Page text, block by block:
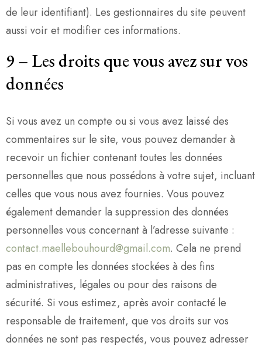
de leur identifiant). Les gestionnaires du site peuvent
aussi voir et modifier ces informations.
9 – Les droits que vous avez sur vos
données
Si vous avez un compte ou si vous avez laissé des
commentaires sur le site, vous pouvez demander à
recevoir un fichier contenant toutes les données
personnelles que nous possédons à votre sujet, incluant
celles que vous nous avez fournies. Vous pouvez
également demander la suppression des données
personnelles vous concernant à l’adresse suivante :
contact.maellebouhourd@gmail.com. Cela ne prend
pas en compte les données stockées à des fins
administratives, légales ou pour des raisons de
sécurité. Si vous estimez, après avoir contacté le
responsable de traitement, que vos droits sur vos
données ne sont pas respectés, vous pouvez adresser